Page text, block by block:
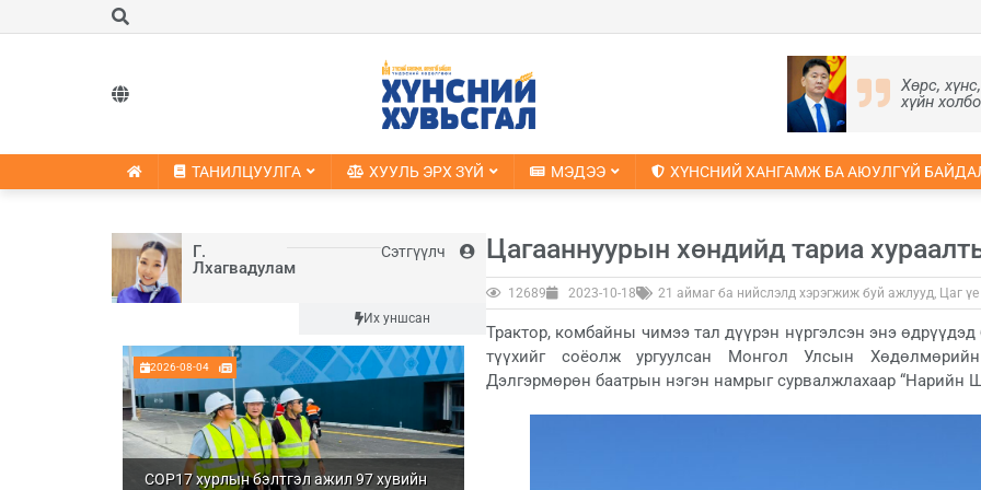
Хөрс,
хүйн
ТАНИЛЦУУЛГА ХУУЛЬ ЭРХ ЗҮЙ МЭДЭЭ ХҮНСНИЙ ХАНГАМЖ БА АЮУЛГҮЙ
Г.
Лхагвадулам
Сэтгүүлч
Их уншсан
2026-08-04
COP17 хурлын бэлтгэл ажил 97 хувийн
Цагааннуурын хөндийд тариа
12689 2023-10-18 21 аймаг ба нийслэлд хэрэгжиж буй ажлууд, Цаг үе
Трактор, комбайны чимээ тал дүүрэн нүргэлсэн энэ
түүхийг соёолж ургуулсан Монгол Улсын
Дэлгэрмөрөн баатрын нэгэн намрыг сурвалжлахаар “Нарийн